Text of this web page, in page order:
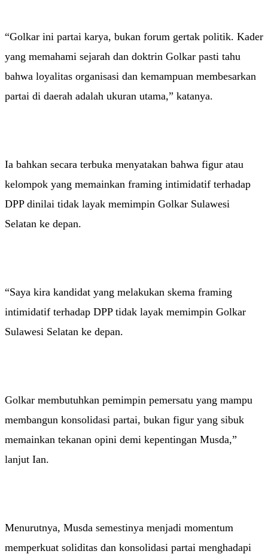
“Golkar ini partai karya, bukan forum gertak politik. Kader
yang memahami sejarah dan doktrin Golkar pasti tahu
bahwa loyalitas organisasi dan kemampuan membesarkan
partai di daerah adalah ukuran utama,” katanya.
Ia bahkan secara terbuka menyatakan bahwa figur atau
kelompok yang memainkan framing intimidatif terhadap
DPP dinilai tidak layak memimpin Golkar Sulawesi
Selatan ke depan.
“Saya kira kandidat yang melakukan skema framing
intimidatif terhadap DPP tidak layak memimpin Golkar
Sulawesi Selatan ke depan.
Golkar membutuhkan pemimpin pemersatu yang mampu
membangun konsolidasi partai, bukan figur yang sibuk
memainkan tekanan opini demi kepentingan Musda,”
lanjut Ian.
Menurutnya, Musda semestinya menjadi momentum
memperkuat soliditas dan konsolidasi partai menghadapi